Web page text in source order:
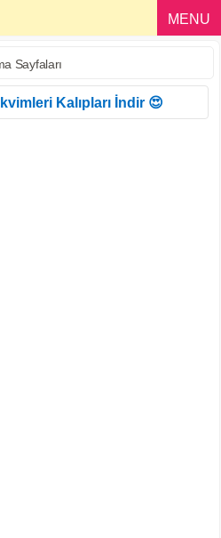
MENU
Sayfaları
Kalıpları İndir 😍